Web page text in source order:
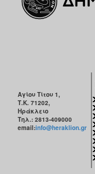
Αγίου Τίτου 1,
Τ.Κ. 71202,
Ηράκλειο
Τηλ.: 2813-409000
email:info@heraklion.gr